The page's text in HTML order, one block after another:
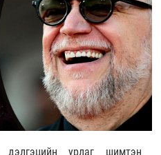
урлаг шимтэн